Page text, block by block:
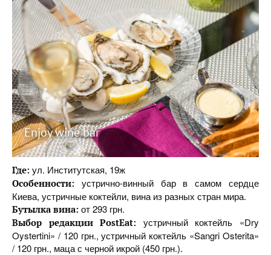
Enjoy wine bar
Где: ул. Институтская, 19ж
Особенности: устрично-винный бар в самом сердце
Киева, устричные коктейли, вина из разных стран мира.
Бутылка вина: от 293 грн.
Выбор редакции PostEat: устричный коктейль «Dry
Oystertini» / 120 грн., устричный коктейль «Sangri Osterita»
/ 120 грн., маца с черной икрой (450 грн.).